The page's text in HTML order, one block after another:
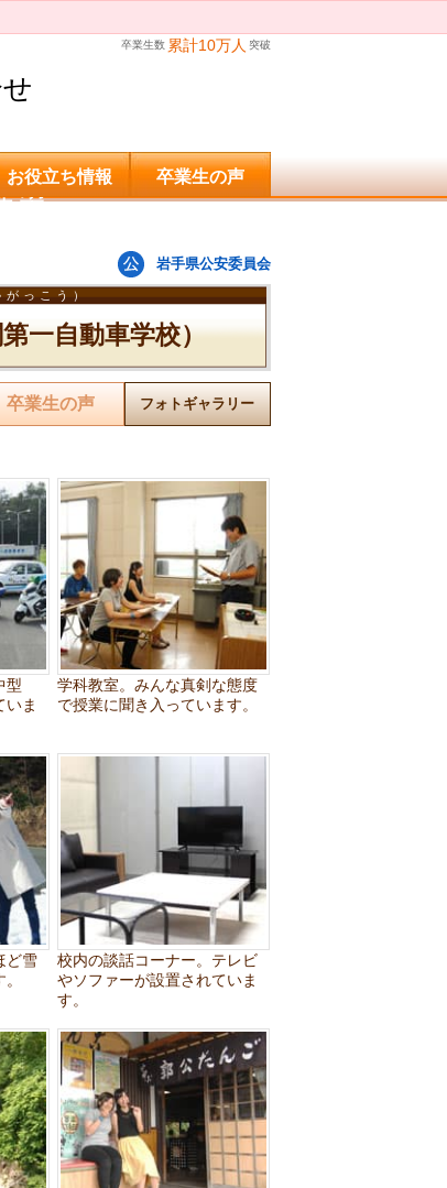
卒業生数 累計10万人 突破
望
お役立ち情報 卒業生の声
岩手県公安委員会
一自動車学校）
がっこう）
卒業生の声 フォトギャラリー
型
いま
学科教室。みんな真剣な態度
で授業に聞き入っています。
ど雪
校内の談話コーナー。テレビ
やソファーが設置されていま
す。